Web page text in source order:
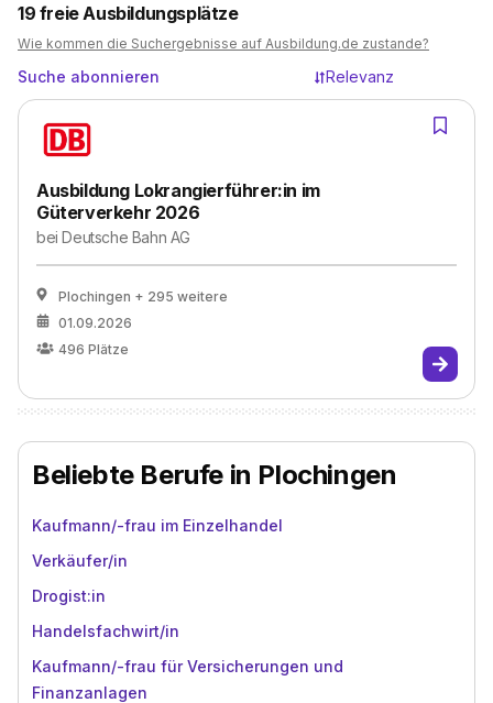
19 freie Ausbildungsplätze
Wie kommen die Suchergebnisse auf Ausbildung.de zustande?
Suche abonnieren Relevanz
Ausbildung Lokrangierführer:in im
Güterverkehr 2026
beiDeutsche Bahn AG
Plochingen + 295 weitere
01.09.2026
496 Plätze
Beliebte Berufe in Plochingen
Kaufmann/-frau im Einzelhandel
Verkäufer/in
Drogist:in
Handelsfachwirt/in
Kaufmann/-frau für Versicherungen und
Finanzanlagen